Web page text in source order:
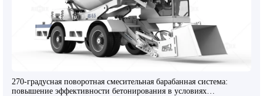
270-градусная поворотная смесительная барабанная система:
повышение эффективности бетонирования в условиях